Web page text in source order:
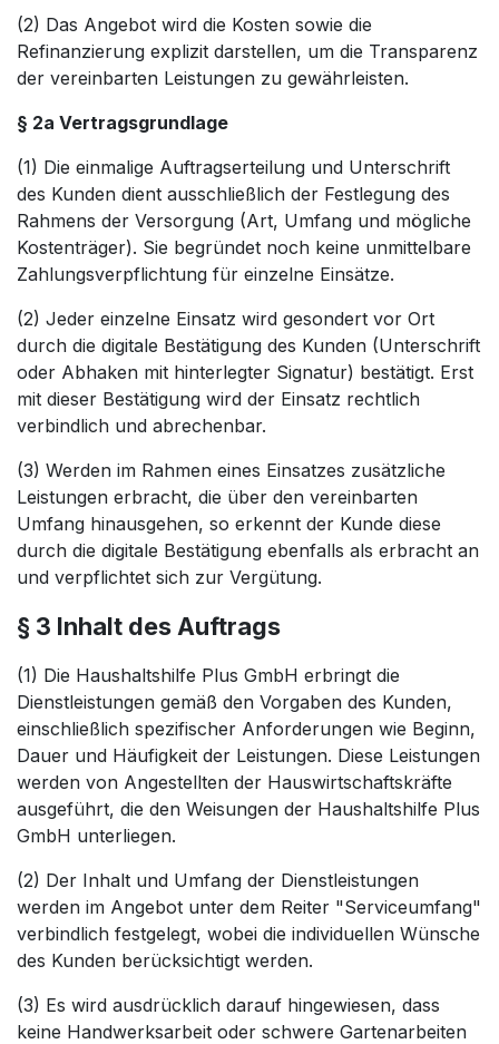
(2) Das Angebot wird die Kosten sowie die
Refinanzierung explizit darstellen, um die Transparenz
der vereinbarten Leistungen zu gewährleisten.
§ 2a Vertragsgrundlage
(1) Die einmalige Auftragserteilung und Unterschrift
des Kunden dient ausschließlich der Festlegung des
Rahmens der Versorgung (Art, Umfang und mögliche
Kostenträger). Sie begründet noch keine unmittelbare
Zahlungsverpflichtung für einzelne Einsätze.
(2) Jeder einzelne Einsatz wird gesondert vor Ort
durch die digitale Bestätigung des Kunden (Unterschrift
oder Abhaken mit hinterlegter Signatur) bestätigt. Erst
mit dieser Bestätigung wird der Einsatz rechtlich
verbindlich und abrechenbar.
(3) Werden im Rahmen eines Einsatzes zusätzliche
Leistungen erbracht, die über den vereinbarten
Umfang hinausgehen, so erkennt der Kunde diese
durch die digitale Bestätigung ebenfalls als erbracht an
und verpflichtet sich zur Vergütung.
§ 3 Inhalt des Auftrags
(1) Die Haushaltshilfe Plus GmbH erbringt die
Dienstleistungen gemäß den Vorgaben des Kunden,
einschließlich spezifischer Anforderungen wie Beginn,
Dauer und Häufigkeit der Leistungen. Diese Leistungen
werden von Angestellten der Hauswirtschaftskräfte
ausgeführt, die den Weisungen der Haushaltshilfe Plus
GmbH unterliegen.
(2) Der Inhalt und Umfang der Dienstleistungen
werden im Angebot unter dem Reiter "Serviceumfang"
verbindlich festgelegt, wobei die individuellen Wünsche
des Kunden berücksichtigt werden.
(3) Es wird ausdrücklich darauf hingewiesen, dass
keine Handwerksarbeit oder schwere Gartenarbeiten